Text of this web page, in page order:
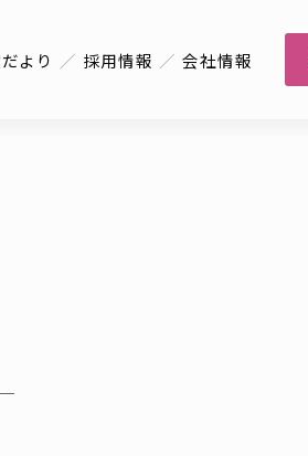
より 採用情報 会社情報